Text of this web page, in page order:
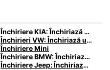
Închiriere KIA: Închiriază Kia cu Europcar
Închirieri VW: Închiriază un VW cu Europcar
Închiriere Mini
Închiriere BMW: Închiriază BMW cu Europcar
Închiriere Jeep: Închiriază un Jeep cu Europcar